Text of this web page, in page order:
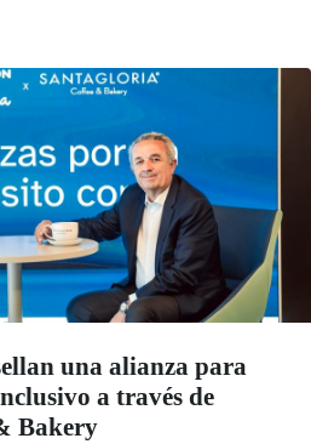
una alianza para
a través de
Bakery